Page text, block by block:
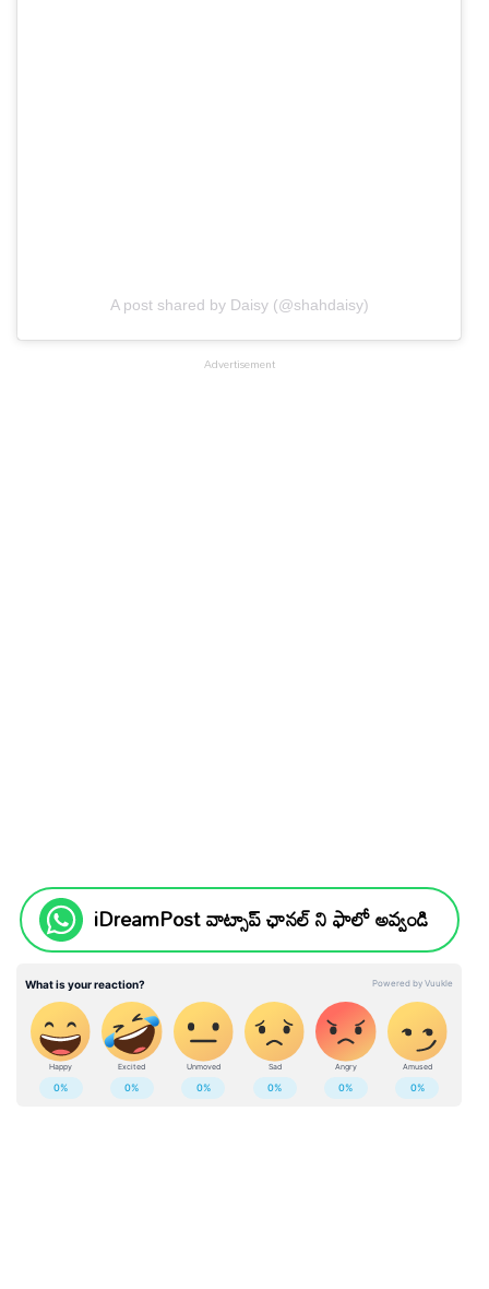
A post shared by Daisy (@shahdaisy)
iDreamPost వాట్సాప్ ఛానల్ ని ఫాలో అవ్వండి